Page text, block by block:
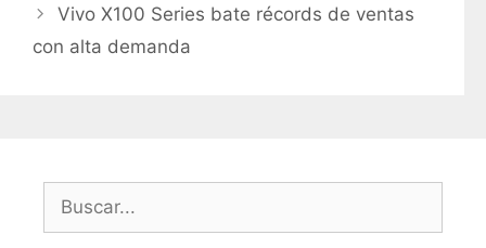
o
r
Vivo X100 Series bate récords de ventas
con alta demanda